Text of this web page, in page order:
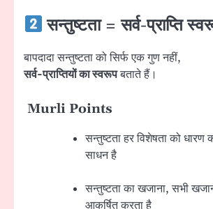
सन्तुष्टता = सर्व-प्राप्ति
बापदादा सन्तुष्टता को सिर्फ एक गुण नहीं,
सर्व-प्राप्तियों का स्वरूपबताते हैं।
Murli Points
सन्तुष्टता हर विशेषता को
साधन है
सन्तुष्टता का खजाना, सभी
आकर्षित करता है